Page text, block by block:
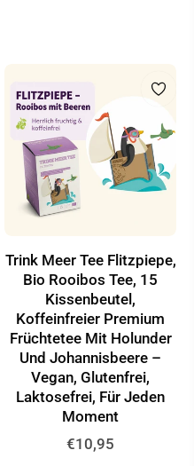
Trink Meer Tee Flitzpiepe,
Bio Rooibos Tee, 15
Kissenbeutel,
Koffeinfreier Premium
Früchtetee Mit Holunder
Und Johannisbeere –
Vegan, Glutenfrei,
Laktosefrei, Für Jeden
Moment
Normaler
€10,95